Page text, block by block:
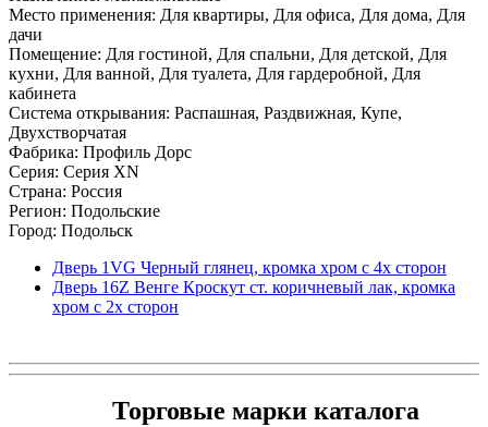
Место применения: Для квартиры, Для офиса, Для дома, Для
дачи
Помещение: Для гостиной, Для спальни, Для детской, Для
кухни, Для ванной, Для туалета, Для гардеробной, Для
кабинета
Система открывания: Распашная, Раздвижная, Купе,
Двухстворчатая
Фабрика: Профиль Дорс
Серия: Серия XN
Страна: Россия
Регион: Подольские
Город: Подольск
Дверь 1VG Черный глянец, кромка хром с 4х сторон
Дверь 16Z Венге Кроскут ст. коричневый лак, кромка
хром с 2х сторон
Торговые марки каталога